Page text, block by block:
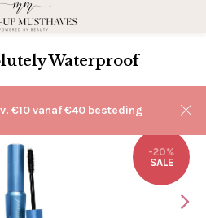
€10 vanaf €40 besteding
Waterproof
-20%
SALE